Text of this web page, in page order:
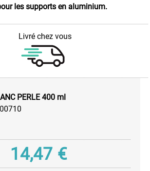
les supports en aluminium.
Livré chez vous
PERLE 400 ml
14,47 €